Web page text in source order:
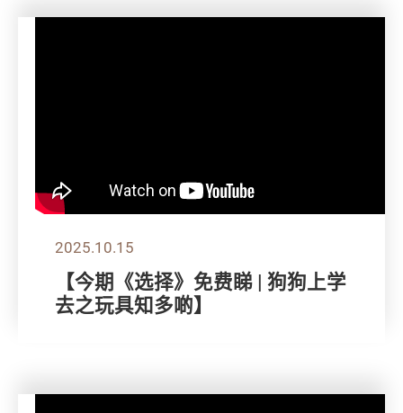
2025.10.15
【今期《选择》免费睇 | 狗狗上学
去之玩具知多啲】